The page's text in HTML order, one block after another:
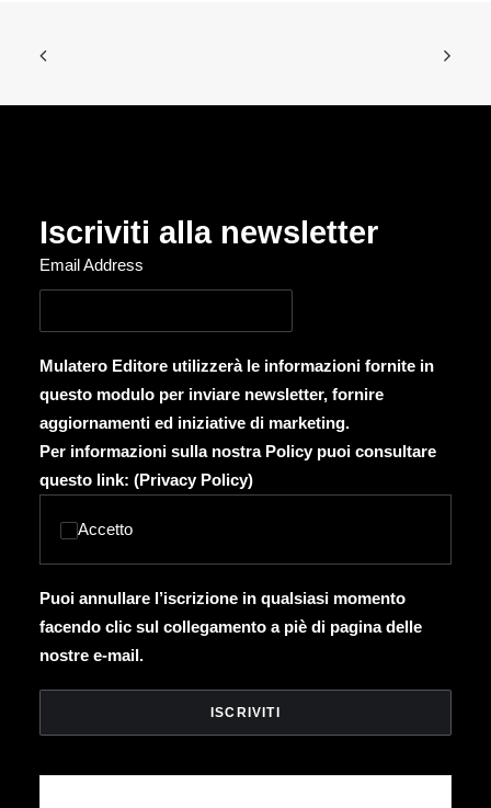
Iscriviti alla newsletter
Email Address
Mulatero Editore utilizzerà le informazioni fornite in
questo modulo per inviare newsletter, fornire
aggiornamenti ed iniziative di marketing.
Per informazioni sulla nostra Policy puoi consultare
questo link: (Privacy Policy)
Accetto
Puoi annullare l’iscrizione in qualsiasi momento
facendo clic sul collegamento a piè di pagina delle
nostre e-mail.